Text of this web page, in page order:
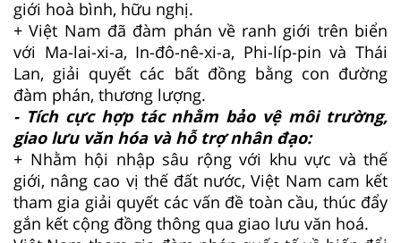
giới hoà bình, hữu nghị.
+ Việt Nam đã đàm phán về ranh giới trên biển
với Ma-lai-xi-a, In-đô-nê-xi-a, Phi-líp-pin và Thái
Lan, giải quyết các bất đồng bằng con đường
đàm phán, thương lượng.
- Tích cực hợp tác nhằm bảo vệ môi trường,
giao lưu văn hóa và hỗ trợ nhân đạo:
+ Nhằm hội nhập sâu rộng với khu vực và thế
giới, nâng cao vị thế đất nước, Việt Nam cam kết
tham gia giải quyết các vấn đề toàn cầu, thúc đẩy
gắn kết cộng đồng thông qua giao lưu văn hoá.